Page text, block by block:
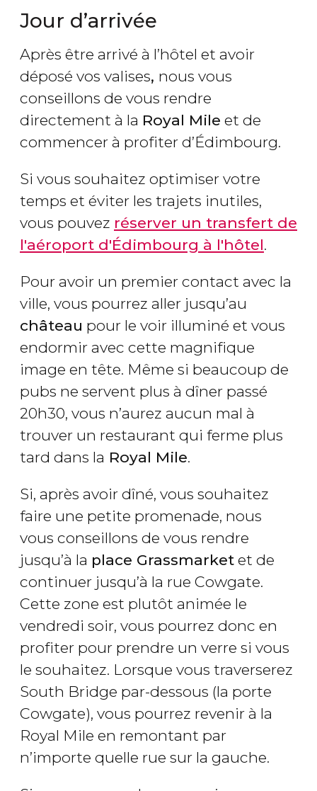
Jour d’arrivée
Après être arrivé à l’hôtel et avoir
déposé vos valises, nous vous
conseillons de vous rendre
directement à la Royal Mile et de
commencer à profiter d’Édimbourg.
Si vous souhaitez optimiser votre
temps et éviter les trajets inutiles,
vous pouvez réserver un transfert de
l'aéroport d'Édimbourg à l'hôtel.
Pour avoir un premier contact avec la
ville, vous pourrez aller jusqu’au
château pour le voir illuminé et vous
endormir avec cette magnifique
image en tête. Même si beaucoup de
pubs ne servent plus à dîner passé
20h30, vous n’aurez aucun mal à
trouver un restaurant qui ferme plus
tard dans la Royal Mile.
Si, après avoir dîné, vous souhaitez
faire une petite promenade, nous
vous conseillons de vous rendre
jusqu’à la place Grassmarket et de
continuer jusqu’à la rue Cowgate.
Cette zone est plutôt animée le
vendredi soir, vous pourrez donc en
profiter pour prendre un verre si vous
le souhaitez. Lorsque vous traverserez
South Bridge par-dessous (la porte
Cowgate), vous pourrez revenir à la
Royal Mile en remontant par
n’importe quelle rue sur la gauche.